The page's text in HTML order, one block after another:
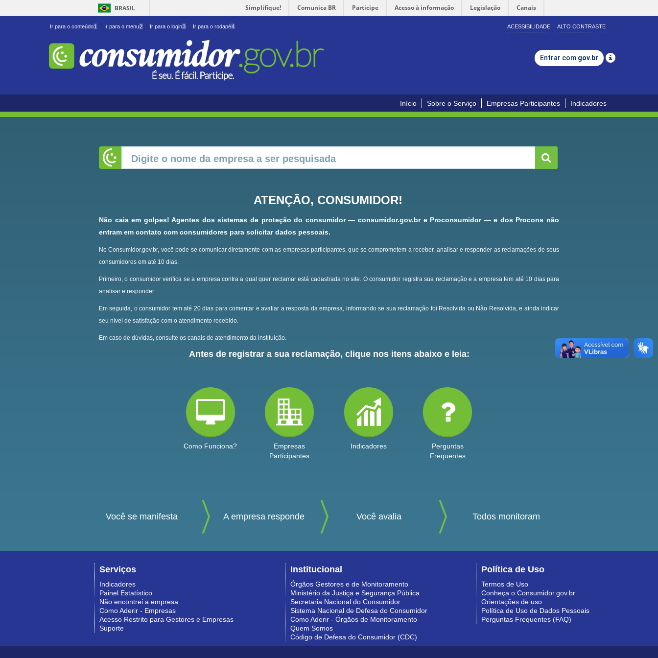
BRASIL Simplifique! Comunica BR Participe Acesso à informação Legislação Canais
Ir para o conteúdo1 Ir para o menu2 Ir para o login3 Ir para o rodapé4 ACESSIBILIDADE ALTO CONTRASTE
Entrar com gov.br
Início Sobre o Serviço Empresas Participantes Indicadores
ATENÇÃO, CONSUMIDOR!
Não caia em golpes! Agentes dos sistemas de proteção do consumidor — consumidor.gov.br e Proconsumidor — e dos Procons não
entram em contato com consumidores para solicitar dados pessoais.
No Consumidor.gov.br, você pode se comunicar diretamente com as empresas participantes, que se comprometem a receber, analisar e responder as reclamações de seus
consumidores em até 10 dias.
Primeiro, o consumidor verifica se a empresa contra a qual quer reclamar está cadastrada no site. O consumidor registra sua reclamação e a empresa tem até 10 dias para
analisar e responder.
Em seguida, o consumidor tem até 20 dias para comentar e avaliar a resposta da empresa, informando se sua reclamação foi Resolvida ou Não Resolvida, e ainda indicar
seu nível de satisfação com o atendimento recebido.
Em caso de dúvidas, consulte os canais de atendimento da instituição.
Antes de registrar a sua reclamação, clique nos itens abaixo e leia:
Como Funciona?
Empresas
Participantes
Indicadores
Perguntas
Frequentes
Você se manifesta A empresa responde Você avalia Todos monitoram
Serviços
Indicadores
Painel Estatístico
Não encontrei a empresa
Como Aderir - Empresas
Acesso Restrito para Gestores e Empresas
Suporte
Institucional
Órgãos Gestores e de Monitoramento
Ministério da Justiça e Segurança Pública
Secretaria Nacional do Consumidor
Sistema Nacional de Defesa do Consumidor
Como Aderir - Órgãos de Monitoramento
Quem Somos
Código de Defesa do Consumidor (CDC)
Política de Uso
Termos de Uso
Conheça o Consumidor.gov.br
Orientações de uso
Política de Uso de Dados Pessoais
Perguntas Frequentes (FAQ)